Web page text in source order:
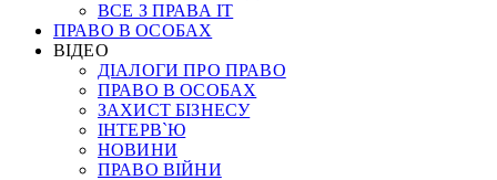
ВСЕ З ПРАВА ІТ
ПРАВО В ОСОБАХ
ВІДЕО
ДІАЛОГИ ПРО ПРАВО
ПРАВО В ОСОБАХ
ЗАХИСТ БІЗНЕСУ
ІНТЕРВ`Ю
НОВИНИ
ПРАВО ВІЙНИ